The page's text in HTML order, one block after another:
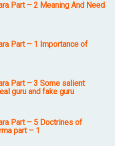
Part – 2 Meaning And Need
Part – 1 Importance of
Part – 3 Some salient
guru and fake guru
Part – 5 Doctrines of
part – 1